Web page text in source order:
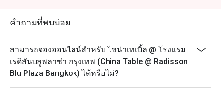
คำถามที่พบบ่อย
สามารถจองออนไลน์สำหรับ ไชน่าเทเบิ้ล @ โรงแรม
เรดิสันบลูพลาซ่า กรุงเทพ (China Table @ Radisson
Blu Plaza Bangkok) ได้หรือไม่?